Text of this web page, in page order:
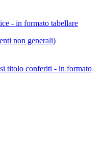
- in formato tabellare
non generali)
titolo conferiti - in formato